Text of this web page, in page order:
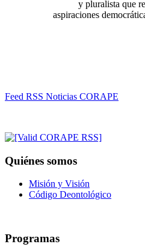
y pluralista que
aspiraciones
Feed RSS Noticias CORAPE
Quiénes somos
Misión y Visión
Código Deontológico
Programas